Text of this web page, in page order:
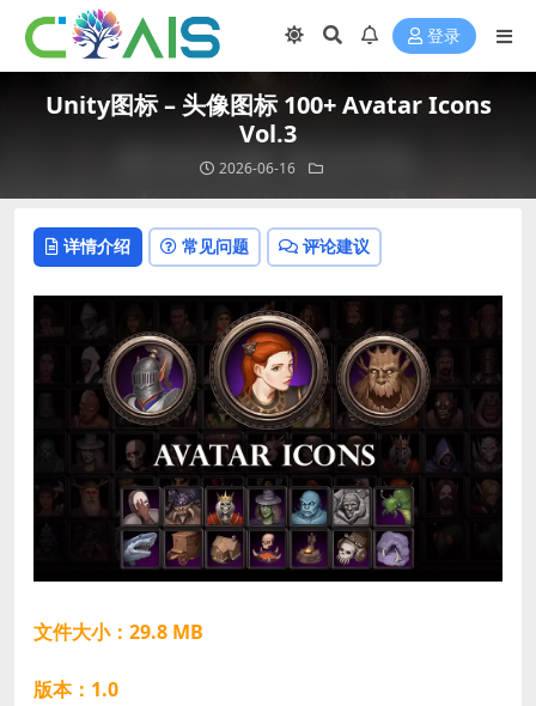
登录
Unity图标 – 头像图标 100+ Avatar Icons
Vol.3
2026-06-16
详情介绍 常见问题 评论建议
文件大小：29.8 MB
版本：1.0